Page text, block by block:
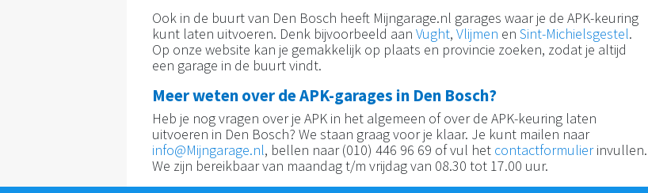
Ook in de buurt van Den Bosch heeft Mijngarage.nl garages waar je de APK-keuring
kunt laten uitvoeren. Denk bijvoorbeeld aan Vught, Vlijmen en Sint-Michielsgestel.
Op onze website kan je gemakkelijk op plaats en provincie zoeken, zodat je altijd
een garage in de buurt vindt.
Meer weten over de APK-garages in Den Bosch?
Heb je nog vragen over je APK in het algemeen of over de APK-keuring laten
uitvoeren in Den Bosch? We staan graag voor je klaar. Je kunt mailen naar
info@Mijngarage.nl, bellen naar (010) 446 96 69 of vul het contactformulierinvullen.
We zijn bereikbaar van maandag t/m vrijdag van 08.30 tot 17.00 uur.